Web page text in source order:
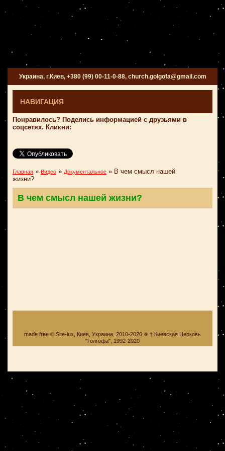
Украина, г.Киев, +380 (99) 00-11-0-88, church.golgofa@gmail.com
НАВИГАЦИЯ
Понравилось? Поделись информацией с друзьями в
соцсетях. Кликни:
Главная » Видео » Документальное » В чем смысл нашей
жизни?
В чем смысл нашей жизни?
made free © Site-lux, Киев, Украина, 2010-2020 ✵ † Киевская Церковь
"Голгофа", 1992-2020